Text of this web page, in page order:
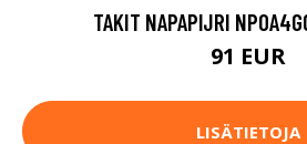
TAKIT NAPAPIJRI
91 EUR
LISÄTIETOJA